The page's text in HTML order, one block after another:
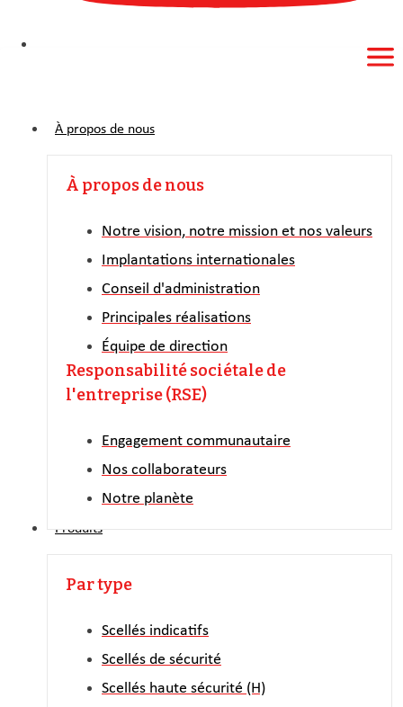
À propos de nous
À propos de nous
Notre vision, notre mission et nos valeurs
Implantations internationales
Conseil d'administration
Principales réalisations
Équipe de direction
Responsabilité sociétale de
l'entreprise (RSE)
Engagement communautaire
Nos collaborateurs
Notre planète
Produits
Par type
Scellés indicatifs
Scellés de sécurité
Scellés haute sécurité (H)